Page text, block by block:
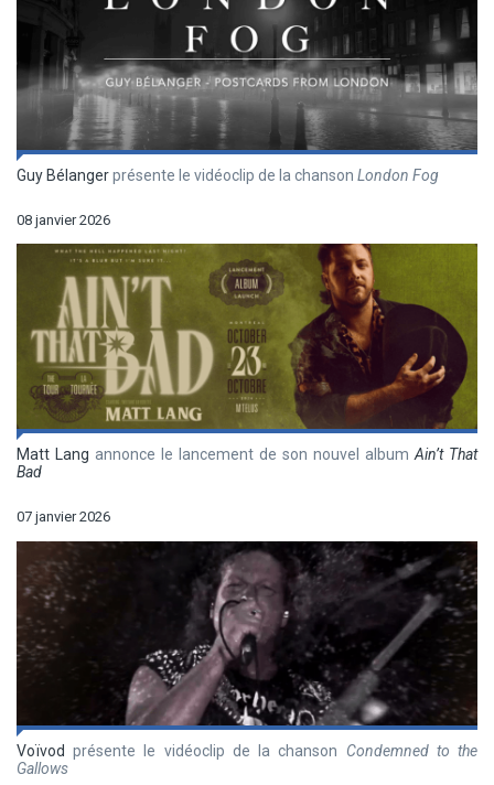
Guy Bélangerprésente le vidéoclip de la chanson London Fog
08 janvier 2026
Matt Lang annonce le lancement de son nouvel album Ain’t That
Bad
07 janvier 2026
Voïvod présente le vidéoclip de la chanson Condemned to the
Gallows